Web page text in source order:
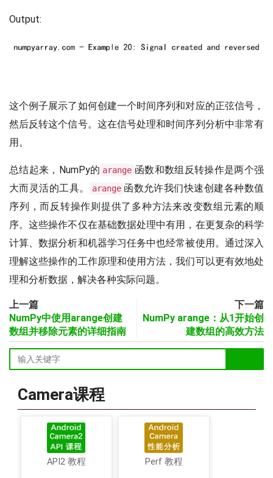
Output:
这个例子展示了如何创建一个时间序列和对应的正弦信号，
然后反转这个信号。这在信号处理和时间序列分析中非常有
用。
总结起来，NumPy的 arange 函数和数组反转操作是两个强
大而灵活的工具。
arange 函数允许我们快速创建各种数值
序列，而反转操作则提供了多种方法来改变数组元素的顺
序。这些操作不仅在基础数据处理中有用，在更复杂的科学
计算、数据分析和机器学习任务中也经常被使用。通过深入
理解这些操作的工作原理和使用方法，我们可以更有效地处
理和分析数据，解决各种实际问题。
上一篇
NumPy中使用arange创建
数组并移除元素的详细指南
下一篇
NumPy arange：从1开始创
建数组的高效方法
Camera课程
API2 教程 Perf 教程